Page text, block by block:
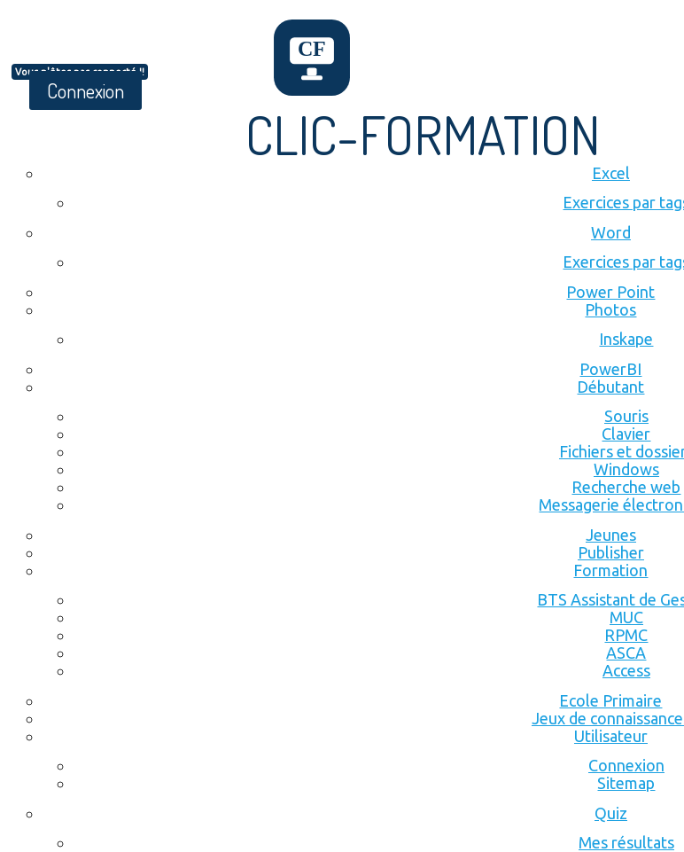
Vous n'êtes pas connecté !!
Connexion
CLIC-FORMATION
Excel
Exercices par
Word
Exercices par
Power Point
Photos
Inskape
PowerBI
Débutant
Souris
Clavier
Fichiers et
Windows
Recherche web
Messagerie
Jeunes
Publisher
Formation
BTS Assistant de
MUC
RPMC
ASCA
Access
Ecole Primaire
Jeux de
Utilisateur
Connexion
Sitemap
Quiz
Mes résultats